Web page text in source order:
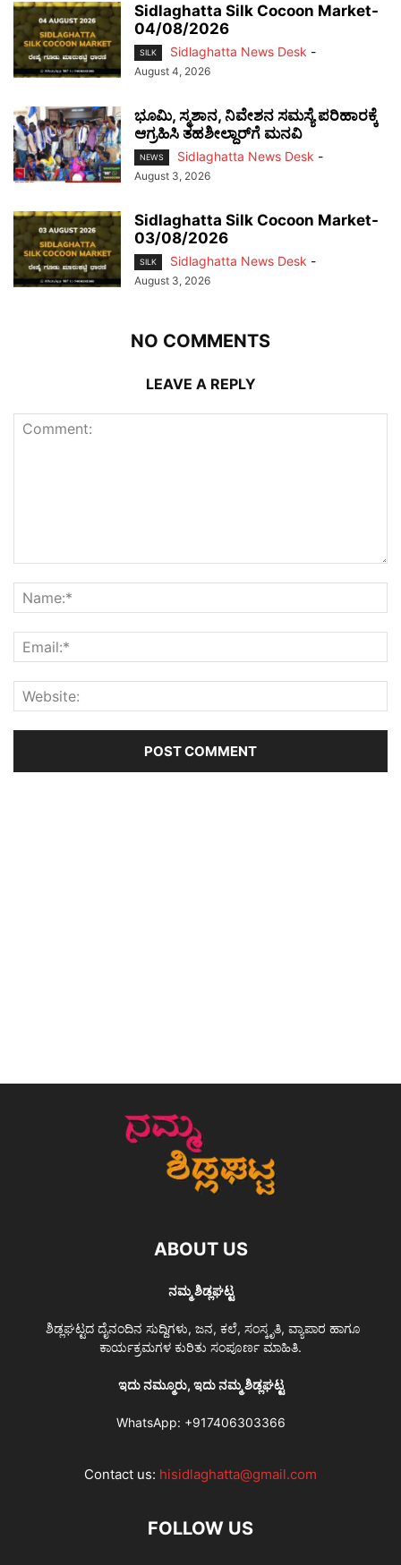
Sidlaghatta Silk Cocoon Market-
04/08/2026
SILK Sidlaghatta News Desk -
August 4, 2026
ಭೂಮಿ, ಸ್ಮಶಾನ, ನಿವೇಶನ ಸಮಸ್ಯೆ ಪರಿಹಾರಕ್ಕೆ
ಆಗ್ರಹಿಸಿ ತಹಶೀಲ್ದಾರ್‌ಗೆ ಮನವಿ
NEWS Sidlaghatta News Desk -
August 3, 2026
Sidlaghatta Silk Cocoon Market-
03/08/2026
SILK Sidlaghatta News Desk -
August 3, 2026
NO COMMENTS
LEAVE A REPLY
ABOUT US
ನಮ್ಮ ಶಿಡ್ಲಘಟ್ಟ
ಶಿಡ್ಲಘಟ್ಟದ ದೈನಂದಿನ ಸುದ್ದಿಗಳು, ಜನ, ಕಲೆ, ಸಂಸ್ಕೃತಿ, ವ್ಯಾಪಾರ ಹಾಗೂ
ಕಾರ್ಯಕ್ರಮಗಳ ಕುರಿತು ಸಂಪೂರ್ಣ ಮಾಹಿತಿ.
ಇದು ನಮ್ಮೂರು, ಇದು ನಮ್ಮ ಶಿಡ್ಲಘಟ್ಟ
WhatsApp: +917406303366
Contact us: hisidlaghatta@gmail.com
FOLLOW US